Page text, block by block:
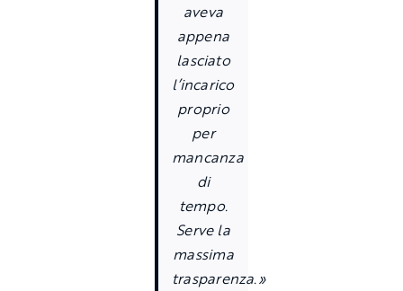
aveva
appena
lasciato
l’incarico
proprio
per
mancanza
di
tempo.
Serve la
massima
trasparenza.»